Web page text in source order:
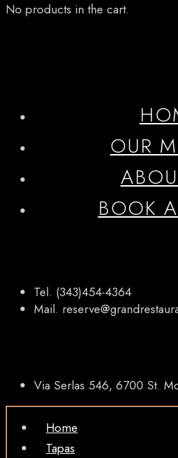
No products in the cart.
OUR
BOOK
Tel. (343)454-4364
Mail.
Via Serlas 546, 6700 St.
Home
Tapas